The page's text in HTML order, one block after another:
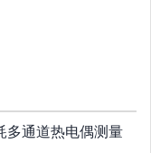
通道热电偶测量